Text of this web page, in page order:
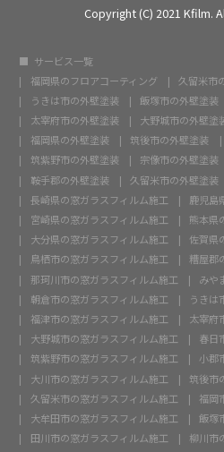
Copyright (C) 2021 Kfilm.
サービス一覧
福岡県のフロアコーティング
久留米市
うきは市の外壁塗装
飯塚市の外壁塗装
太宰府市の外壁塗装
大野城市の外壁塗
福岡県の外壁塗装
筑後市の外壁塗装
筑紫野市の外壁塗装
宗像市の外壁塗装
鞍手郡の外壁塗装
久留米市の外壁塗装
長崎県の窓ガラスフィルム施工
鹿児島
宮崎県の窓ガラスフィルム施工
熊本県
大分県の窓ガラスフィルム施工
佐賀県
鳥栖市の窓ガラスフィルム施工
糟屋郡
那珂川市の窓ガラスフィルム施工
みや
朝倉市の窓ガラスフィルム施工
うきは
福津市の窓ガラスフィルム施工
太宰府
大野城市の窓ガラスフィルム施工
春日
筑紫野市の窓ガラスフィルム施工
小郡
大川市の窓ガラスフィルム施工
筑後市
久留米市の窓ガラスフィルム施工
福岡
大牟田市の窓ガラスフィルム施工
飯塚
田川市の窓ガラスフィルム施工
柳川市